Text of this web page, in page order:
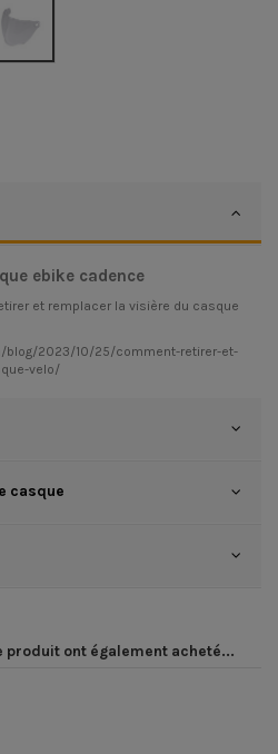
ebike cadence
et remplacer la visière du casque
2023/10/25/comment-retirer-et-
velo/
casque
produit ont également acheté...